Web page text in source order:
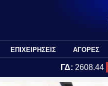
ΕΠΙΧΕΙΡΗΣΕΙΣ ΑΓΟΡΕΣ
ΓΔ: 2608.44